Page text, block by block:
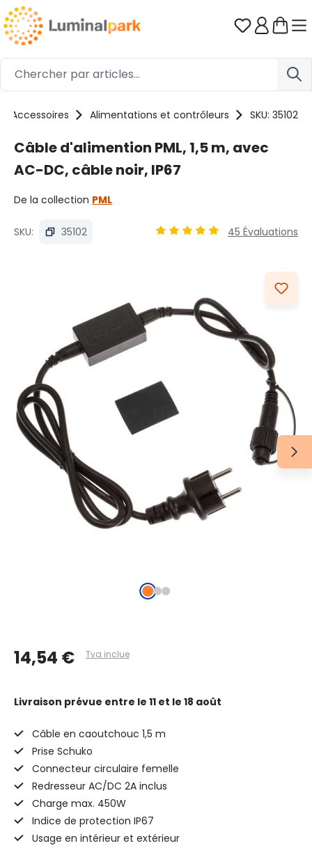
Passer au contenu principal Vous avez
Accessoires Alimentations et contrôleurs SKU: 35102
Câble d'alimention PML, 1,5 m, avec
AC-DC, câble noir, IP67
De la collection PML
SKU: 35102 45 Évaluations
14,54 € Tva inclue
Livraison prévue entre le 11 et le 18 août
Câble en caoutchouc 1,5 m
Prise Schuko
Connecteur circulaire femelle
Redresseur AC/DC 2A inclus
Charge max. 450W
Indice de protection IP67
Usage en intérieur et extérieur